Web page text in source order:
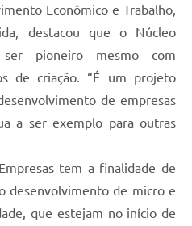
Econômico e Trabalho,
destacou que o Núcleo
pioneiro mesmo com
de criação. “É um projeto
de empresas
a ser exemplo para outras
tem a finalidade de
desenvolvimento de micro e
que estejam no início de